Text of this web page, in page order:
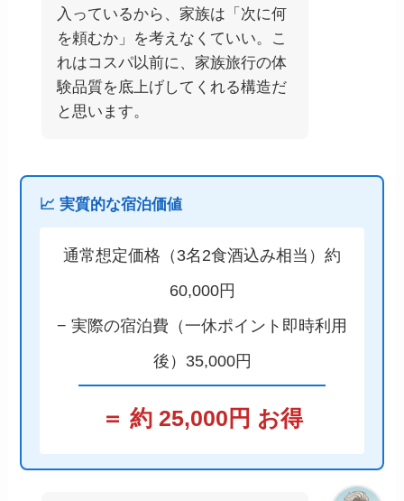
入っているから、家族は「次に何
を頼むか」を考えなくていい。こ
れはコスパ以前に、家族旅行の体
験品質を底上げしてくれる構造だ
と思います。
📈 実質的な宿泊価値
通常想定価格（3名2食酒込み相当）約
60,000円
− 実際の宿泊費（一休ポイント即時利用
後）35,000円
＝ 約 25,000円 お得